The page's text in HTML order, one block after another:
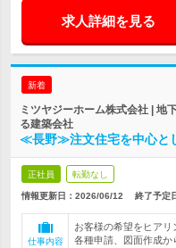
求人詳細を見る
新着
ミツヤジーホーム株式会社 | 地
る建築会社
≪長野≫注文住宅を中心と
正社員 転勤なし
情報更新日：2026/06/12 終了予定
仕事内容
お客様の希望をヒア
各種申請、図面作成か